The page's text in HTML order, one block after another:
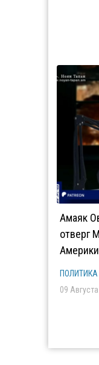
Амаяк
отверг
ПОЛИТИКА
09